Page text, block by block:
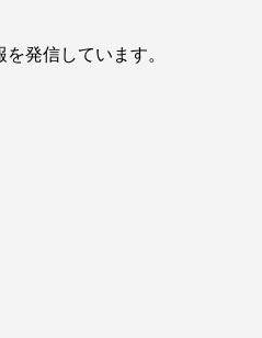
発信しています。